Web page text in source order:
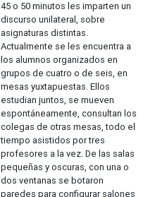
45 o 50 minutos les imparten un
discurso unilateral, sobre
asignaturas distintas.
Actualmente se les encuentra a
los alumnos organizados en
grupos de cuatro o de seis, en
mesas yuxtapuestas. Ellos
estudian juntos, se mueven
espontáneamente, consultan los
colegas de otras mesas, todo el
tiempo asistidos por tres
profesores a la vez. De las salas
pequeñas y oscuras, con una o
dos ventanas se botaron
paredes para configurar salones